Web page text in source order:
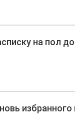
на пол